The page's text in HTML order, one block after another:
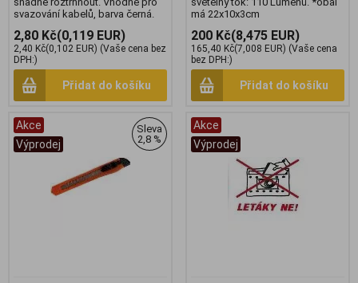
svazování kabelů, barva černá.
2,80 Kč(0,119 EUR)
2,40 Kč(0,102 EUR) (Vaše cena bez
DPH:)
Přidat do košíku
má 22x10x3cm
200 Kč(8,475 EUR)
165,40 Kč(7,008 EUR) (Vaše cena
bez DPH:)
Přidat do košíku
Akce
Výprodej
Sleva
2,8 %
Akce
Výprodej